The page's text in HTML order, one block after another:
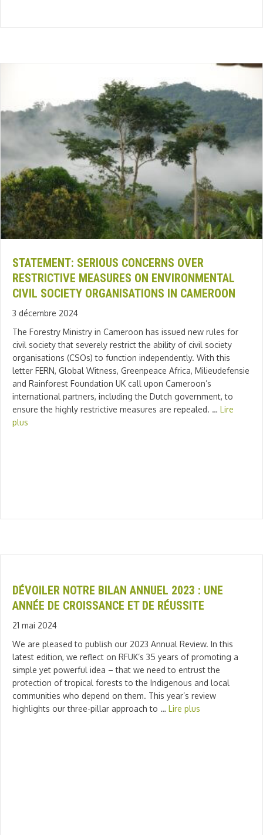
STATEMENT: SERIOUS CONCERNS OVER
RESTRICTIVE MEASURES ON ENVIRONMENTAL
CIVIL SOCIETY ORGANISATIONS IN CAMEROON
3 décembre 2024
The Forestry Ministry in Cameroon has issued new rules for
civil society that severely restrict the ability of civil society
organisations (CSOs) to function independently. With this
letter FERN, Global Witness, Greenpeace Africa, Milieudefensie
and Rainforest Foundation UK call upon Cameroon’s
international partners, including the Dutch government, to
ensure the highly restrictive measures are repealed. … Lire
plus
DÉVOILER NOTRE BILAN ANNUEL 2023 : UNE
ANNÉE DE CROISSANCE ET DE RÉUSSITE
21 mai 2024
We are pleased to publish our 2023 Annual Review. In this
latest edition, we reflect on RFUK’s 35 years of promoting a
simple yet powerful idea – that we need to entrust the
protection of tropical forests to the Indigenous and local
communities who depend on them. This year’s review
highlights our three-pillar approach to … Lire plus